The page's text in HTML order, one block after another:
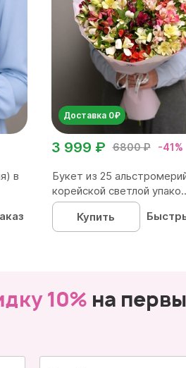
в
Доставка 0₽
6800 ₽ -41%
3 999 ₽
Букет из 25
корейской светлой
Купить
10% на